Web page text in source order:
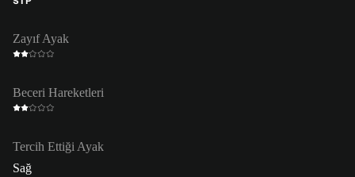
Zayıf Ayak
Beceri Hareketleri
Tercih Ettiği Ayak
Sağ